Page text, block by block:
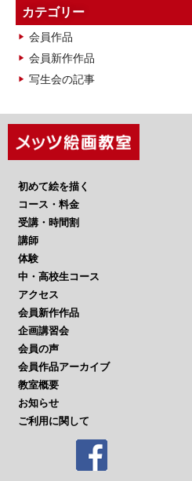
カ
イ
ブ
カテゴリー
会員作品
会員新作作品
写生会の記事
初めて絵を描く
コース・料金
受講・時間割
講師
体験
中・高校生コース
アクセス
会員新作作品
企画講習会
会員の声
会員作品アーカイブ
教室概要
お知らせ
ご利用に関して